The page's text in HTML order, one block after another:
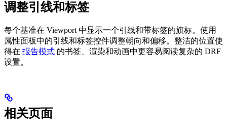
调整引线和标签
每个基准在 Viewport 中显示一个引线和带标签的旗标。使用
属性面板中的引线和标签控件调整朝向和偏移。整洁的位置使
得在 报告模式 的书签、渲染和动画中更容易阅读复杂的 DRF
设置。
相关页面